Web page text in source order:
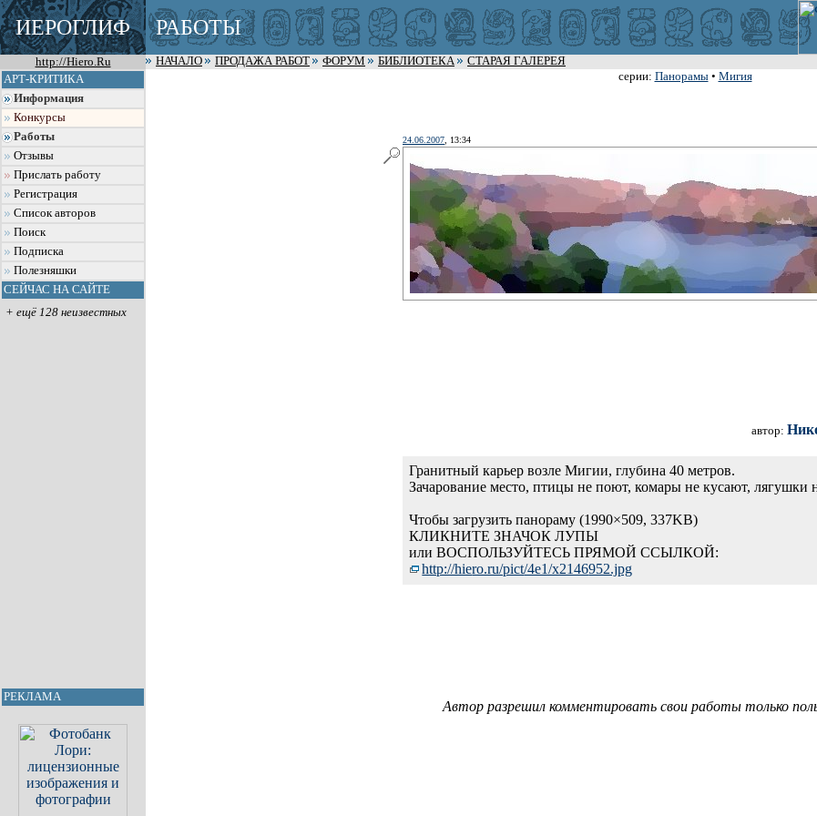
ИЕРОГЛИФ РАБОТЫ
http://Hiero.Ru НАЧАЛО ПРОДАЖА РАБОТ ФОРУМ БИБЛИОТЕКА
СТАРАЯ ГАЛЕРЕЯ
АРТ-КРИТИКА
Информация
Конкурсы
Работы
Отзывы
Прислать работу
Регистрация
Список авторов
Поиск
Подписка
Полезняшки
СЕЙЧАС НА САЙТЕ
+ ещё 128 неизвестных
РЕКЛАМА
серии: Панорамы• Мигия
24.06.2007 , 13:34
автор:
Гранитный карьер возле Мигии, глубина 40 метров.
Зачарование место, птицы не поют, комары не кусают, лягушки
Чтобы загрузить панораму (1990×509, 337KB)
КЛИКНИТЕ ЗНАЧОК ЛУПЫ
или ВОСПОЛЬЗУЙТЕСЬ ПРЯМОЙ ССЫЛКОЙ:
http://hiero.ru/pict/4e1/x2146952.jpg
Автор разрешил комментировать свои работы только